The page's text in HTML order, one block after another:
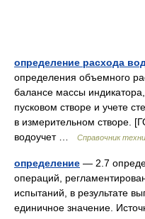
определение расхода
определения объемного
балансе массы
пусковом створе и учете
в измерительном створе.
водоучет …
Справочник
определение — 2.7
операций,
испытаний, в результате
единичное значение.